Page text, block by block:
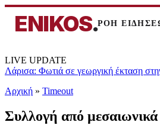
ENIKOS.ΡΟΗ
LIVE UPDATE
Λάρισα: Φωτιά σε γεωργική έκταση
Αρχική » Timeout
Συλλογή από μεσαιωνικά